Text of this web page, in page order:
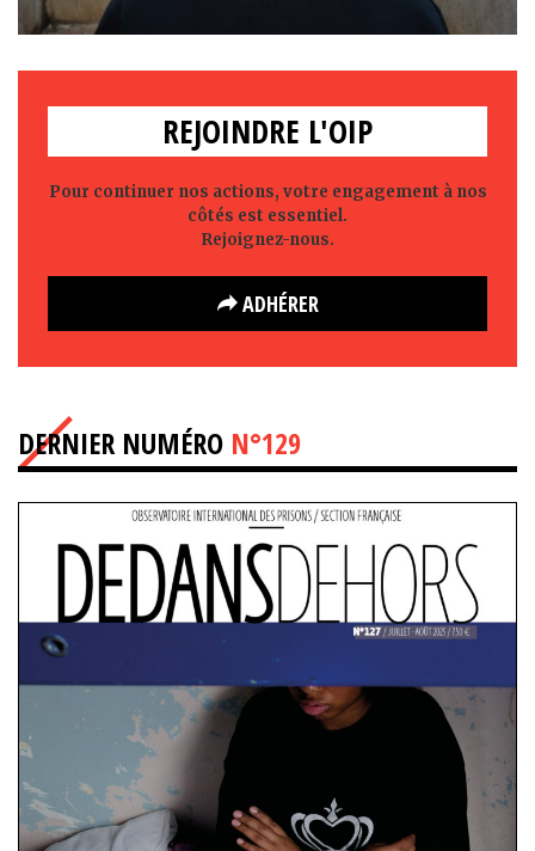
REJOINDRE L'OIP
Pour continuer nos actions, votre engagement à nos
côtés est essentiel.
Rejoignez-nous.
ADHÉRER
DERNIER NUMÉRO N°129